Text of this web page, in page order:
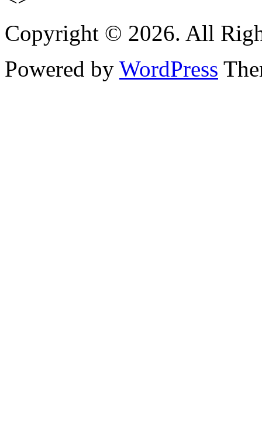
Copyright © 2026. All
Powered by WordPress